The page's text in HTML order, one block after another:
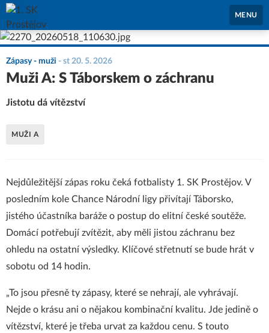
1. SK Prostějov
MENU
Zápasy - muži - st 20. 5. 2026
Muži A: S Táborskem o záchranu
Jistotu dá vítězství
MUŽI A
Nejdůležitější zápas roku čeká fotbalisty 1. SK Prostějov. V
posledním kole Chance Národní ligy přivítají Táborsko,
jistého účastníka baráže o postup do elitní české soutěže.
Domácí potřebují zvítězit, aby měli jistou záchranu bez
ohledu na ostatní výsledky. Klíčové střetnutí se bude hrát v
sobotu od 14 hodin.
„To jsou přesně ty zápasy, které se nehrají, ale vyhrávají.
Nejde o krásu ani o nějakou kombinační kvalitu. Jde jedině o
vítězství, které je třeba urvat za každou cenu. S touto